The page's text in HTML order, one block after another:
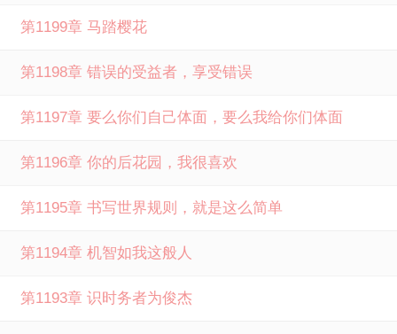
第1199章 马踏樱花
第1198章 错误的受益者，享受错误
第1197章 要么你们自己体面，要么我给你们体面
第1196章 你的后花园，我很喜欢
第1195章 书写世界规则，就是这么简单
第1194章 机智如我这般人
第1193章 识时务者为俊杰